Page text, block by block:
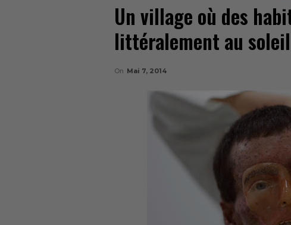
Un village où des
littéralement au soleil
On Mai 7, 2014